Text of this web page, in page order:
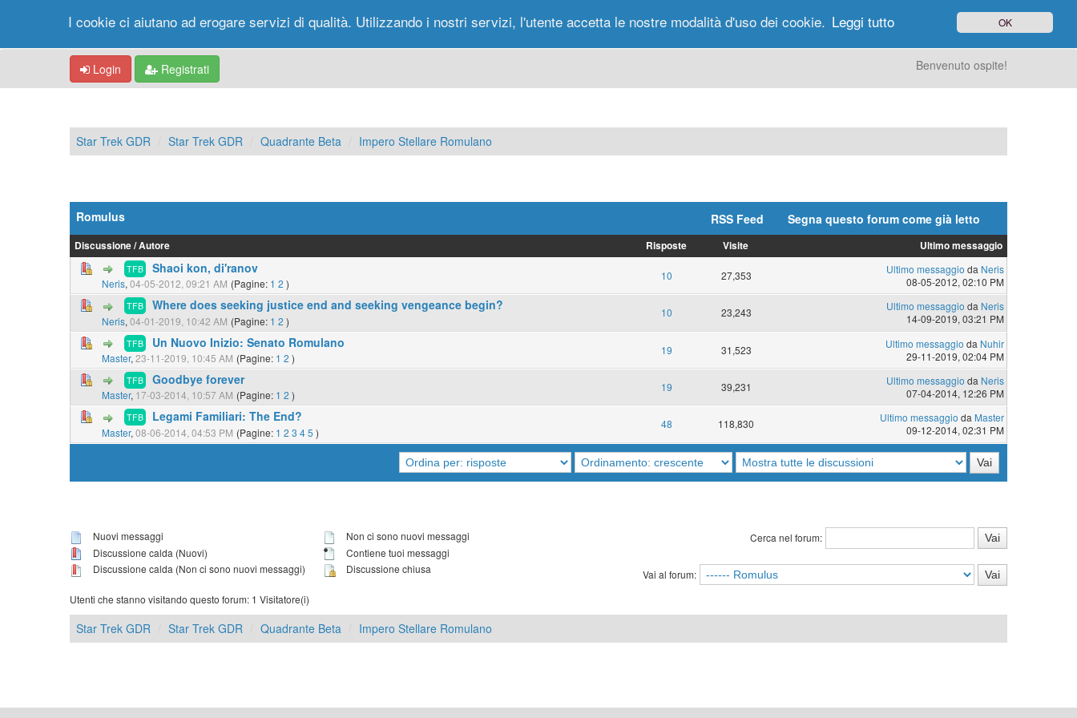
Portale Forum Nuovi Messaggi Messaggi di Oggi Ricerca Utenti
Login Registrati Benvenuto ospite!
Star Trek GDR Star Trek GDR Quadrante Beta Impero Stellare Romulano
Romulus RSS Feed Segna questo forum come già letto
Discussione/Autore Risposte Visite Ultimo messaggio
TFB Shaoi kon, di'ranov
Neris, 04-05-2012, 09:21 AM (Pagine: 1 2 )
10 27,353 Ultimo messaggio da Neris
08-05-2012, 02:10 PM
TFB Where does seeking justice end and seeking vengeance begin?
Neris, 04-01-2019, 10:42 AM (Pagine: 1 2 )
10 23,243 Ultimo messaggio da Neris
14-09-2019, 03:21 PM
TFB Un Nuovo Inizio: Senato Romulano
Master, 23-11-2019, 10:45 AM (Pagine: 1 2 )
19 31,523 Ultimo messaggio da Nuhir
29-11-2019, 02:04 PM
TFB Goodbye forever
Master, 17-03-2014, 10:57 AM (Pagine: 1 2 )
19 39,231 Ultimo messaggio da Neris
07-04-2014, 12:26 PM
TFB Legami Familiari: The End?
Master, 08-06-2014, 04:53 PM (Pagine: 1 2 3 45 )
48 118,830 Ultimo messaggio da Master
09-12-2014, 02:31 PM
Nuovi messaggi
Discussione calda (Nuovi)
Discussione calda (Non ci sono nuovi messaggi)
Non ci sono nuovi messaggi
Contiene tuoi messaggi
Discussione chiusa
Cerca nel forum:
Vai al forum:
Utenti che stanno visitando questo forum: 1 Visitatore(i)
Star Trek GDR Star Trek GDR Quadrante Beta Impero Stellare Romulano
I cookie ci aiutano ad erogare servizi di qualità. Utilizzando i nostri servizi, l'utente accetta le nostre modalità d'uso dei cookie. Leggi tutto OK